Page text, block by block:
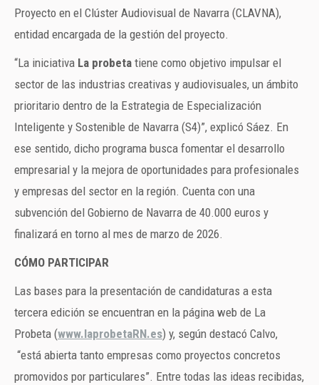
Proyecto en el Clúster Audiovisual de Navarra (CLAVNA),
entidad encargada de la gestión del proyecto.
“La iniciativa La probeta tiene como objetivo impulsar el
sector de las industrias creativas y audiovisuales, un ámbito
prioritario dentro de la Estrategia de Especialización
Inteligente y Sostenible de Navarra (S4)”, explicó Sáez. En
ese sentido, dicho programa busca fomentar el desarrollo
empresarial y la mejora de oportunidades para profesionales
y empresas del sector en la región. Cuenta con una
subvención del Gobierno de Navarra de 40.000 euros y
finalizará en torno al mes de marzo de 2026.
CÓMO PARTICIPAR
Las bases para la presentación de candidaturas a esta
tercera edición se encuentran en la página web de La
Probeta (www.laprobetaRN.es) y, según destacó Calvo,
“está abierta tanto empresas como proyectos concretos
promovidos por particulares”. Entre todas las ideas recibidas,